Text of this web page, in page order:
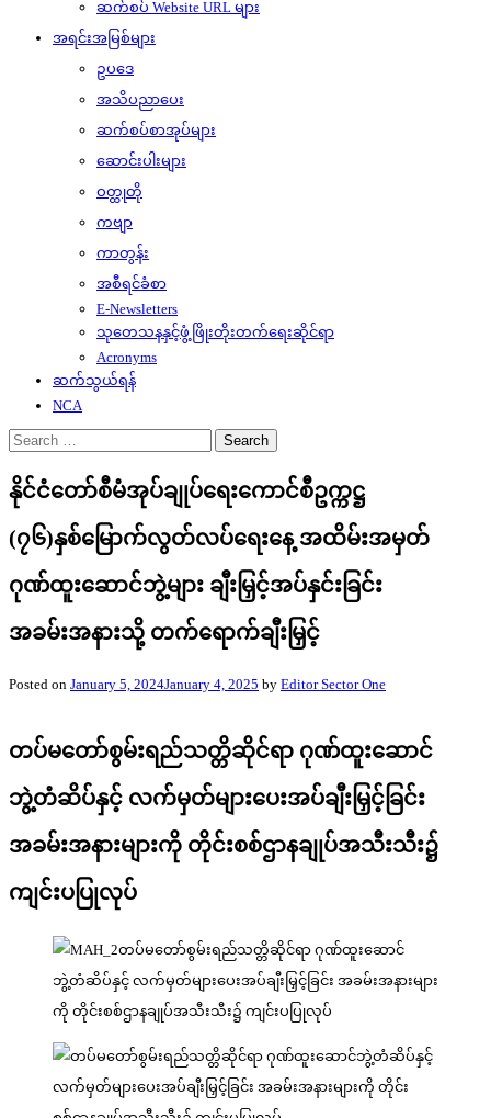
ဆက်စပ် Website URL များ
အရင်းအမြစ်များ
ဥပဒေ
အသိပညာပေး
ဆက်စပ်စာအုပ်များ
ဆောင်းပါးများ
ဝတ္ထုတို
ကဗျာ
ကာတွန်း
အစီရင်ခံစာ
E-Newsletters
သုတေသနနှင့်ဖွံ့ဖြိုးတိုးတက်ရေးဆိုင်ရာ
Acronyms
ဆက်သွယ်ရန်
NCA
Search
for:
နိုင်ငံတော်စီမံအုပ်ချုပ်ရေးကောင်စီဥက္ကဋ္ဌ
(၇၆)နှစ်မြောက်လွတ်လပ်ရေးနေ့ အထိမ်းအမှတ်
ဂုဏ်ထူးဆောင်ဘွဲ့များ ချီးမြှင့်အပ်နှင်းခြင်း
အခမ်းအနားသို့ တက်ရောက်ချီးမြှင့်
Posted on January 5, 2024January 4, 2025 by Editor Sector One
တပ်မတော်စွမ်းရည်သတ္တိဆိုင်ရာ ဂုဏ်ထူးဆောင်
ဘွဲ့တံဆိပ်နှင့် လက်မှတ်များပေးအပ်ချီးမြှင့်ခြင်း
အခမ်းအနားများကို တိုင်းစစ်ဌာနချုပ်အသီးသီး၌
ကျင်းပပြုလုပ်​